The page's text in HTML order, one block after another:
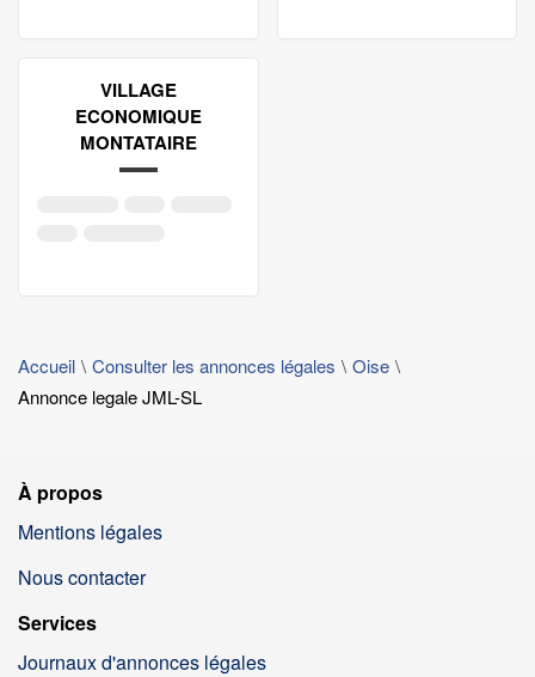
VILLAGE
ECONOMIQUE
MONTATAIRE
Accueil Consulter les annonces légales
Oise
Annonce legale JML-SL
À propos
Mentions légales
Nous contacter
Services
Journaux d'annonces légales